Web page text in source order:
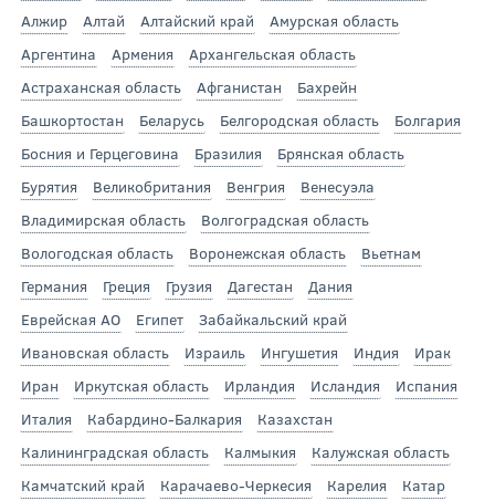
Алжир
Алтай Алтайский край
Амурская область
Аргентина
Армения
Архангельская область
Астраханская область
Афганистан
Бахрейн
Башкортостан
Беларусь Белгородская область
Болгария
Босния и Герцеговина
Бразилия
Брянская область
Бурятия
Великобритания Венгрия
Венесуэла
Владимирская область
Волгоградская область
Вологодская область
Воронежская область
Вьетнам
Германия
Греция Грузия Дагестан
Дания
Еврейская АО
Египет
Забайкальский край
Ивановская область
Израиль Ингушетия Индия
Ирак
Иран
Иркутская область Ирландия Исландия
Испания
Италия
Кабардино-Балкария
Казахстан
Калининградская область
Калмыкия
Калужская область
Камчатский край
Карачаево-Черкесия Карелия
Катар